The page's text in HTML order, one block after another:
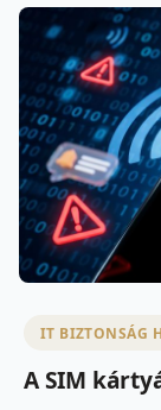
IT BIZTONSÁG
A SIM